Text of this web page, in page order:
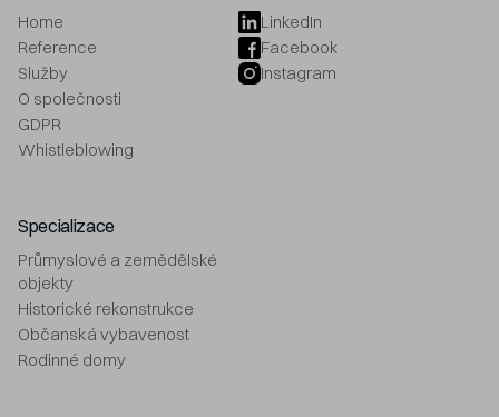
Home
Reference
Služby
O společnosti
GDPR
Whistleblowing
LinkedIn
Facebook
Instagram
Specializace
Průmyslové a zemědělské
objekty
Historické rekonstrukce
Občanská vybavenost
Rodinné domy